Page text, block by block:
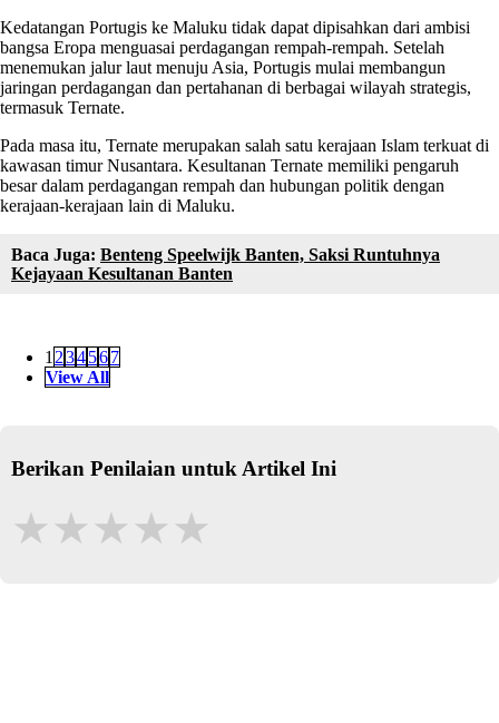
Kedatangan Portugis ke Maluku tidak dapat dipisahkan dari ambisi
bangsa Eropa menguasai perdagangan rempah-rempah. Setelah
menemukan jalur laut menuju Asia, Portugis mulai membangun
jaringan perdagangan dan pertahanan di berbagai wilayah strategis,
termasuk Ternate.
Pada masa itu, Ternate merupakan salah satu kerajaan Islam terkuat di
kawasan timur Nusantara. Kesultanan Ternate memiliki pengaruh
besar dalam perdagangan rempah dan hubungan politik dengan
kerajaan-kerajaan lain di Maluku.
Baca Juga: Benteng Speelwijk Banten, Saksi Runtuhnya
Kejayaan Kesultanan Banten
1 234567
View All
Berikan Penilaian untuk Artikel Ini
★★★★★